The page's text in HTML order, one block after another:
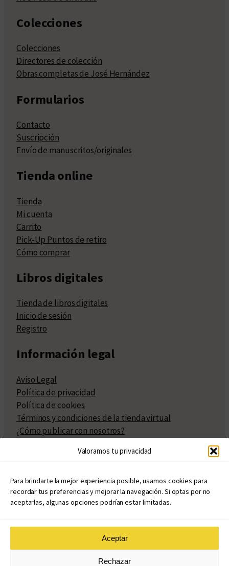
Valoramos tu privacidad
Para brindarte la mejor experiencia posible, usamos cookies para
recordar tus preferencias y mejorar la navegación. Si optas por no
aceptarlas, algunas opciones podrían estar limitadas.
Aceptar
Rechazar
Colecciones
Colecciones
Directores de colección
Obras completas de José Hernández
Formularios
Contacto
Suscripción
Envío de manuscritos/originales
Tienda online
Tienda
Mi cuenta
Carrito
Pick-Up Puntos de retiro
Cómo comprar
Libros digitales
Tienda de libros digitales
Inicio de sesión
Registro
Información legal
Aviso Legal
Política de privacidad
Política de cookies
Términos y condiciones de la tienda virtual
¿Cómo publicar con nosotros?
Políticas de publicación
Políticas de coedición
Atribuciones